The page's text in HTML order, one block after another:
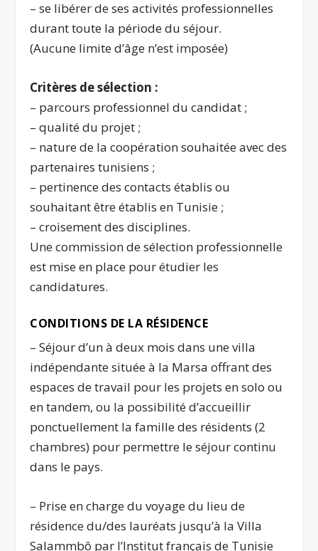
– se libérer de ses activités professionnelles
durant toute la période du séjour.
(Aucune limite d’âge n’est imposée)
Critères de sélection :
– parcours professionnel du candidat ;
– qualité du projet ;
– nature de la coopération souhaitée avec des
partenaires tunisiens ;
– pertinence des contacts établis ou
souhaitant être établis en Tunisie ;
– croisement des disciplines.
Une commission de sélection professionnelle
est mise en place pour étudier les
candidatures.
CONDITIONS DE LA RÉSIDENCE
– Séjour d’un à deux mois dans une villa
indépendante située à la Marsa offrant des
espaces de travail pour les projets en solo ou
en tandem, ou la possibilité d’accueillir
ponctuellement la famille des résidents (2
chambres) pour permettre le séjour continu
dans le pays.
– Prise en charge du voyage du lieu de
résidence du/des lauréats jusqu’à la Villa
Salammbô par l’Institut français de Tunisie